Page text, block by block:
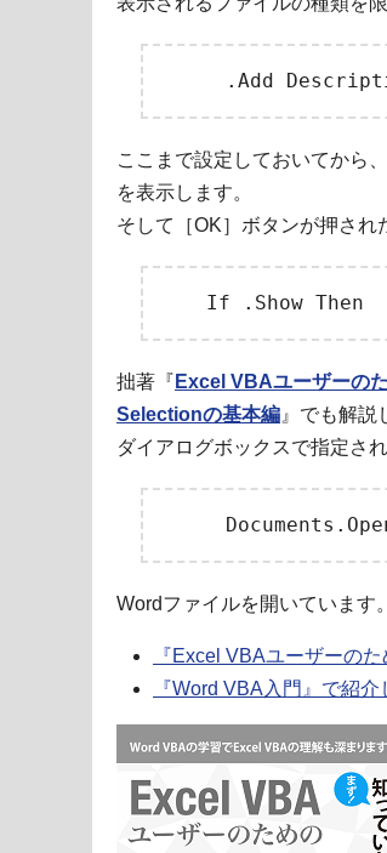
ここまで設定しておいてから
を表示します。
そして［OK］ボタンが押され
拙著『 Excel VBAユーザーの
Selectionの基本編 』でも解説
ダイアログボックスで指定さ
Wordファイルを開いています。
『Excel VBAユーザーの
『Word VBA入門』で紹